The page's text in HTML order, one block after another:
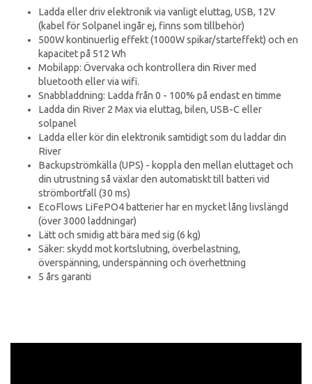
Ladda eller driv elektronik via vanligt eluttag, USB, 12V
(kabel för Solpanel ingår ej, finns som tillbehör)
500W kontinuerlig effekt (1000W spikar/starteffekt) och en
kapacitet på 512 Wh
Mobilapp: Övervaka och kontrollera din River med
bluetooth eller via wifi.
Snabbladdning: Ladda från 0 - 100% på endast en timme
Ladda din River 2 Max via eluttag, bilen, USB-C eller
solpanel
Ladda eller kör din elektronik samtidigt som du laddar din
River
Backupströmkälla (UPS) - koppla den mellan eluttaget och
din utrustning så växlar den automatiskt till batteri vid
strömbortfall (30 ms)
EcoFlows LiFePO4 batterier har en mycket lång livslängd
(över 3000 laddningar)
Lätt och smidig att bära med sig (6 kg)
Säker: skydd mot kortslutning, överbelastning,
överspänning, underspänning och överhettning
5 års garanti